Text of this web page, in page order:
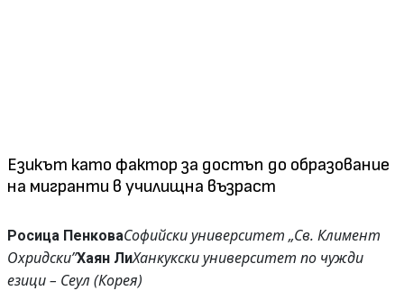
Езикът като фактор за достъп до образование
на мигранти в училищна възраст
Росица ПенковаСофийски университет „Св. Климент
Охридски”Хаян ЛиХанкукски университет по чужди
езици – Сеул (Корея)